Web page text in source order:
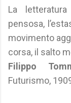
La
pensosa,
movimento
corsa, il salto
Filippo
Futurismo,